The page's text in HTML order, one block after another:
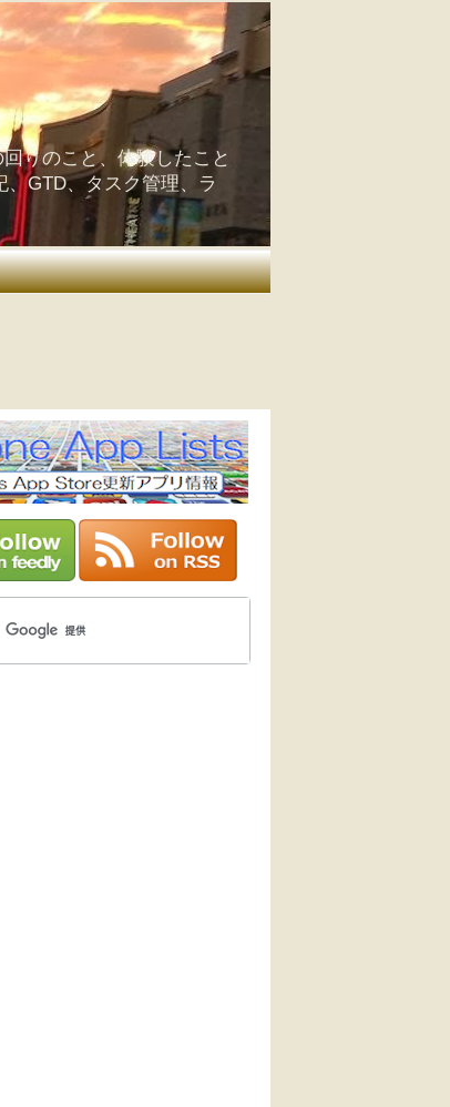
りのこと、体験したこと
GTD、タスク管理、ラ